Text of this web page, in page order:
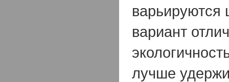
варьируются
вариант
лучше